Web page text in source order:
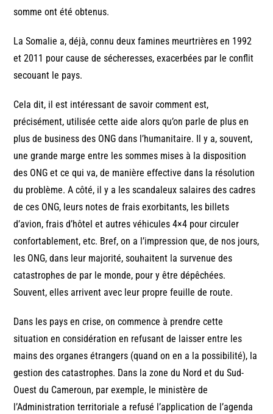
somme ont été obtenus.
La Somalie a, déjà, connu deux famines meurtrières en 1992
et 2011 pour cause de sécheresses, exacerbées par le conflit
secouant le pays.
Cela dit, il est intéressant de savoir comment est,
précisément, utilisée cette aide alors qu’on parle de plus en
plus de business des ONG dans l’humanitaire. Il y a, souvent,
une grande marge entre les sommes mises à la disposition
des ONG et ce qui va, de manière effective dans la résolution
du problème. A côté, il y a les scandaleux salaires des cadres
de ces ONG, leurs notes de frais exorbitants, les billets
d’avion, frais d’hôtel et autres véhicules 4×4 pour circuler
confortablement, etc. Bref, on a l’impression que, de nos jours,
les ONG, dans leur majorité, souhaitent la survenue des
catastrophes de par le monde, pour y être dépêchées.
Souvent, elles arrivent avec leur propre feuille de route.
Dans les pays en crise, on commence à prendre cette
situation en considération en refusant de laisser entre les
mains des organes étrangers (quand on en a la possibilité), la
gestion des catastrophes. Dans la zone du Nord et du Sud-
Ouest du Cameroun, par exemple, le ministère de
l’Administration territoriale a refusé l’application de l’agenda